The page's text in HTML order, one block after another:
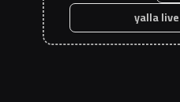
yalla live